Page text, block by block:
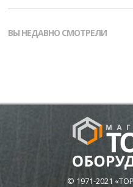
ВЫ НЕДАВНО СМОТРЕЛИ
© 1971-2021